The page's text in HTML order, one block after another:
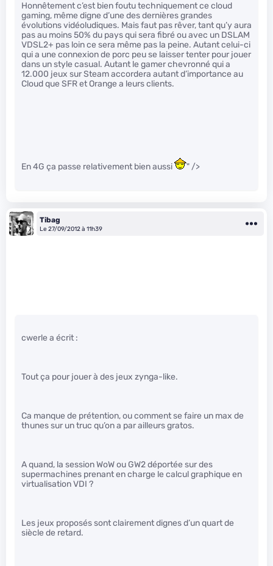
Honnêtement c’est bien foutu techniquement ce cloud
gaming, même digne d’une des dernières grandes
évolutions vidéoludiques. Mais faut pas rêver, tant qu’y aura
pas au moins 50% du pays qui sera fibré ou avec un DSLAM
VDSL2+ pas loin ce sera même pas la peine. Autant celui-ci
qui a une connexion de porc peu se laisser tenter pour jouer
dans un style casual. Autant le gamer chevronné qui a
12.000 jeux sur Steam accordera autant d’importance au
Cloud que SFR et Orange a leurs clients.
En 4G ça passe relativement bien aussi " />
Tibag
Le 27/09/2012 à 11h39
cwerle a écrit :
Tout ça pour jouer à des jeux zynga-like.
Ca manque de prétention, ou comment se faire un max de
thunes sur un truc qu’on a par ailleurs gratos.
A quand, la session WoW ou GW2 déportée sur des
supermachines prenant en charge le calcul graphique en
virtualisation VDI ?
Les jeux proposés sont clairement dignes d’un quart de
siècle de retard.